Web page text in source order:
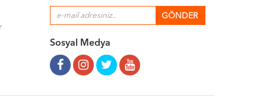
Sosyal Medya